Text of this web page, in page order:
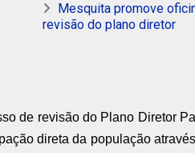
Mesquita promove
revisão do plano diretor
de revisão do Plano Diretor
direta da população